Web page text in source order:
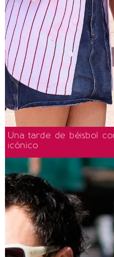
Una tarde de béisbol
icónico